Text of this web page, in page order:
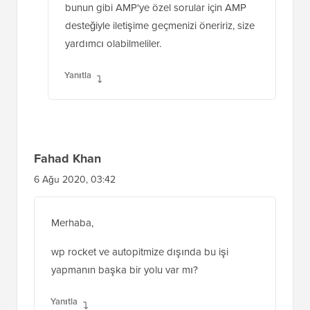
bunun gibi AMP'ye özel sorular için AMP
desteğiyle iletişime geçmenizi öneririz, size
yardımcı olabilmeliler.
Yanıtla
Fahad Khan
6 Ağu 2020, 03:42
Merhaba,
wp rocket ve autopitmize dışında bu işi
yapmanın başka bir yolu var mı?
Yanıtla